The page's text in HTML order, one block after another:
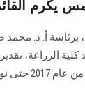
القائم
أ. د. محمد
الزراعة،